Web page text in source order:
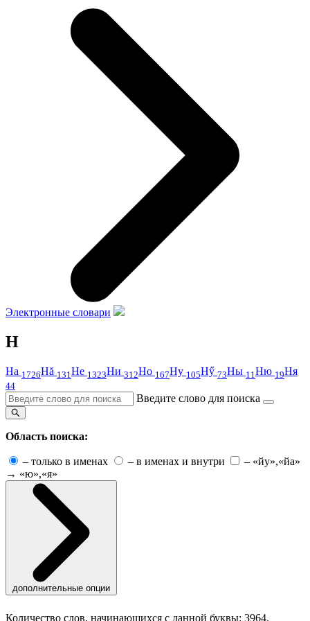
Электронные словари
Н
На 1726Нă 131Не 1323Ни 312Но 167Ну 105Нӳ 73Ны 11Ню 19Ня
44
Введите слово для поиска
Область поиска:
– только в именах – в именах и внутри – «йу»,«йа»
→ «ю»,«я»
дополнительные опции
Количество слов, начинающихся с данной буквы: 3964.